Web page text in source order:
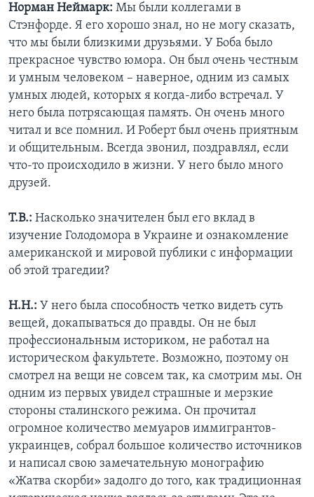
Норман Неймарк: Мы были коллегами в
Стэнфорде. Я его хорошо знал, но не могу сказать,
что мы были близкими друзьями. У Боба было
прекрасное чувство юмора. Он был очень честным
и умным человеком – наверное, одним из самых
умных людей, которых я когда-либо встречал. У
него была потрясающая память. Он очень много
читал и все помнил. И Роберт был очень приятным
и общительным. Всегда звонил, поздравлял, если
что-то происходило в жизни. У него было много
друзей.
Т.В.: Насколько значителен был его вклад в
изучение Голодомора в Украине и ознакомление
американской и мировой публики с информации
об этой трагедии?
Н.Н.: У него была способность четко видеть суть
вещей, докапываться до правды. Он не был
профессиональным историком, не работал на
историческом факультете. Возможно, поэтому он
смотрел на вещи не совсем так, ка смотрим мы. Он
одним из первых увидел страшные и мерзкие
стороны сталинского режима. Он прочитал
огромное количество мемуаров иммигрантов-
украинцев, собрал большое количество источников
и написал свою замечательную монографию
«Жатва скорби» задолго до того, как традиционная